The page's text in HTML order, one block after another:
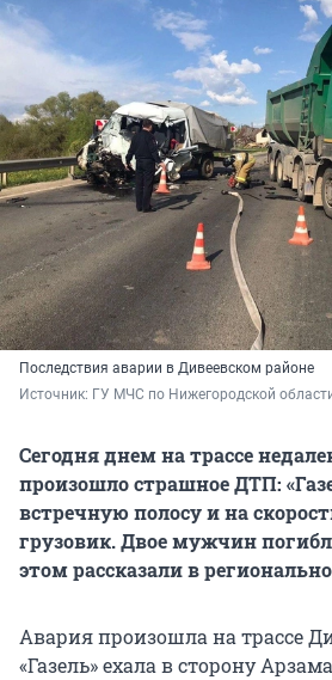
Последствия аварии в Дивеевском районе
Источник: ГУ МЧС по Нижегородской
Сегодня днем на трассе
произошло страшное ДТП:
встречную полосу и на
грузовик. Двое мужчин
этом рассказали в
Авария произошла на трассе
«Газель» ехала в сторону